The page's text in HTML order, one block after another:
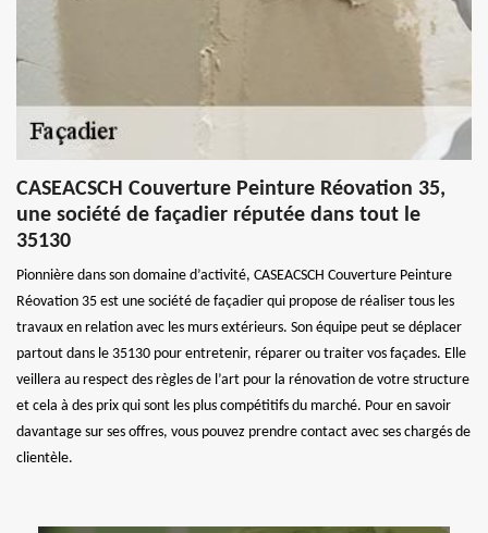
CASEACSCH Couverture Peinture Réovation 35,
une société de façadier réputée dans tout le
35130
Pionnière dans son domaine d’activité, CASEACSCH Couverture Peinture
Réovation 35 est une société de façadier qui propose de réaliser tous les
travaux en relation avec les murs extérieurs. Son équipe peut se déplacer
partout dans le 35130 pour entretenir, réparer ou traiter vos façades. Elle
veillera au respect des règles de l’art pour la rénovation de votre structure
et cela à des prix qui sont les plus compétitifs du marché. Pour en savoir
davantage sur ses offres, vous pouvez prendre contact avec ses chargés de
clientèle.